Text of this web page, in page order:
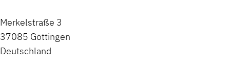
Merkelstraße 3
37085 Göttingen
Deutschland